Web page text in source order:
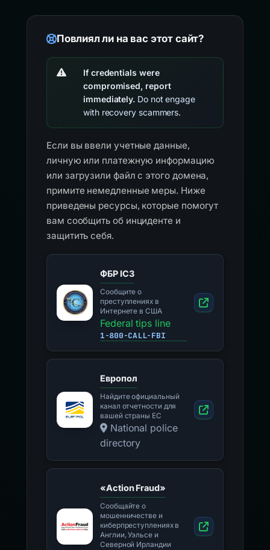
Повлиял ли на вас этот сайт?
If credentials were
compromised, report
immediately. Do not engage
with recovery scammers.
Если вы ввели учетные данные,
личную или платежную информацию
или загрузили файл с этого домена,
примите немедленные меры. Ниже
приведены ресурсы, которые помогут
вам сообщить об инциденте и
защитить себя.
ФБР IC3
Сообщите о
преступлениях в
Интернете в США
Federal tips line
1-800-CALL-FBI
Европол
Найдите официальный
канал отчетности для
вашей страны ЕС
National police
directory
«Action Fraud»
Сообщайте о
мошенничестве и
киберпреступлениях в
Англии, Уэльсе и
Северной Ирландии